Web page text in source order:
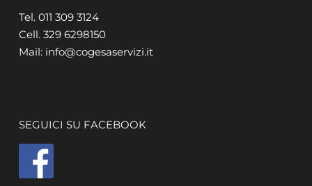
Tel. 011 309 3124
Cell. 329 6298150
Mail: info@cogesaservizi.it
SEGUICI SU FACEBOOK